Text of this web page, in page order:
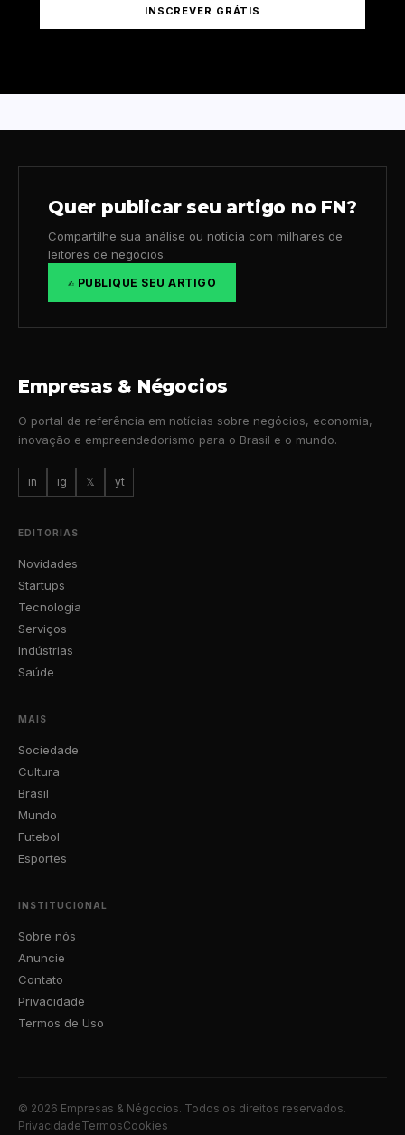
INSCREVER GRÁTIS
Quer publicar seu artigo no FN?
Compartilhe sua análise ou notícia com milhares de
leitores de negócios.
✍️ PUBLIQUE SEU ARTIGO
Empresas & Négocios
O portal de referência em notícias sobre negócios, economia,
inovação e empreendedorismo para o Brasil e o mundo.
in ig 𝕏 yt
EDITORIAS
Novidades
Startups
Tecnologia
Serviços
Indústrias
Saúde
MAIS
Sociedade
Cultura
Brasil
Mundo
Futebol
Esportes
INSTITUCIONAL
Sobre nós
Anuncie
Contato
Privacidade
Termos de Uso
© 2026 Empresas & Négocios. Todos os direitos reservados.
PrivacidadeTermosCookies